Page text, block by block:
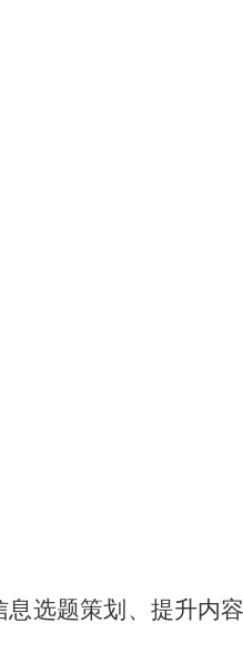
息选题策划、提升内